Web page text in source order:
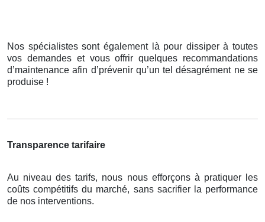
Nos spécialistes sont également là pour dissiper à toutes
vos demandes et vous offrir quelques recommandations
d’maintenance afin d’prévenir qu’un tel désagrément ne se
produise !
Transparence tarifaire
Au niveau des tarifs, nous nous efforçons à pratiquer les
coûts compétitifs du marché, sans sacrifier la performance
de nos interventions.